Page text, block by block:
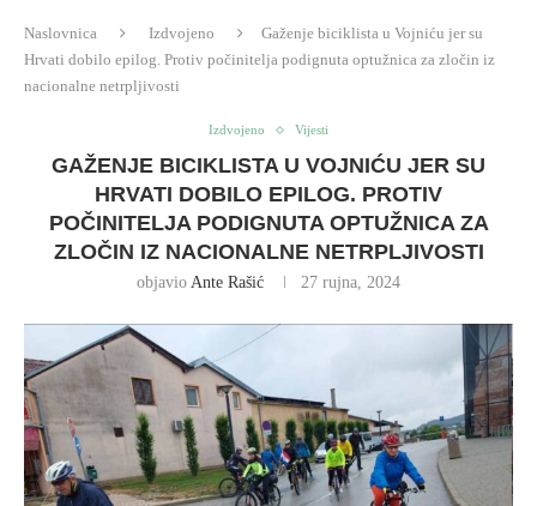
Naslovnica Izdvojeno
Gaženje biciklista u Vojniću jer su
Hrvati dobilo epilog. Protiv počinitelja podignuta optužnica za zločin iz
nacionalne netrpljivosti
Izdvojeno Vijesti
GAŽENJE BICIKLISTA U VOJNIĆU JER SU
HRVATI DOBILO EPILOG. PROTIV
POČINITELJA PODIGNUTA OPTUŽNICA ZA
ZLOČIN IZ NACIONALNE NETRPLJIVOSTI
objavio Ante Rašić 27 rujna, 2024